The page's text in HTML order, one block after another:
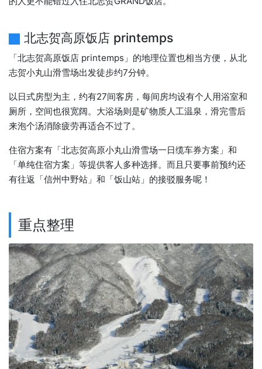
北志贺高原饭店 printemps
「北志贺高原饭店 printemps」的地理位置也相当方便，从北
志贺小丸山滑雪场出发徒步约7分钟。
以日式房型为主，约有27间客房，每间房均设有个人用浴室和
厕所，空间也很宽阔。大浴场则是矿物质人工温泉，滑完雪后
来泡个汤消除疲劳再适合不过了。
住宿方案有「北志贺高原小丸山滑雪场一日缆车券方案」和
「单纯住宿方案」等提供客人多种选择。而且只要事前预约还
有往返「信州中野站」和「饭山站」的接驳服务呢！
重点整理